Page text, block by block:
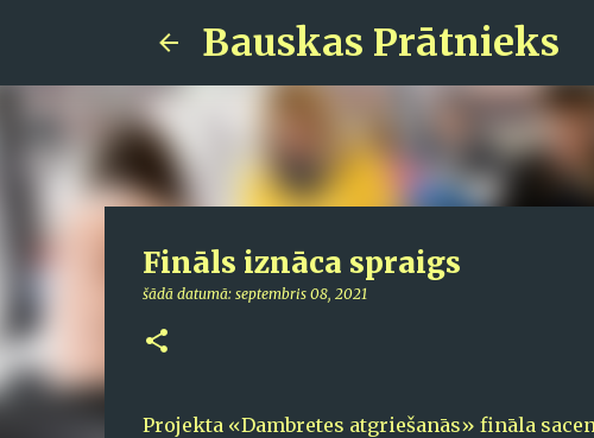
Bauskas Prātnieks
Fināls iznāca spraigs
šādā datumā: septembris 08, 2021
Projekta «Dambretes atgriešanās» fināla